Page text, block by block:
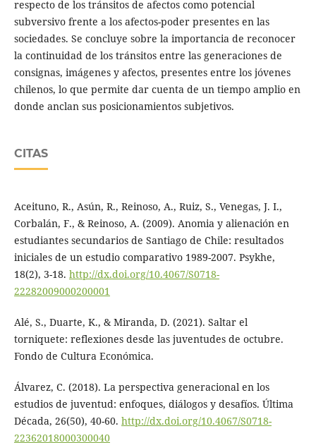
respecto de los tránsitos de afectos como potencial
subversivo frente a los afectos-poder presentes en las
sociedades. Se concluye sobre la importancia de reconocer
la continuidad de los tránsitos entre las generaciones de
consignas, imágenes y afectos, presentes entre los jóvenes
chilenos, lo que permite dar cuenta de un tiempo amplio en
donde anclan sus posicionamientos subjetivos.
CITAS
Aceituno, R., Asún, R., Reinoso, A., Ruiz, S., Venegas, J. I.,
Corbalán, F., & Reinoso, A. (2009). Anomia y alienación en
estudiantes secundarios de Santiago de Chile: resultados
iniciales de un estudio comparativo 1989-2007. Psykhe,
18(2), 3-18. http://dx.doi.org/10.4067/S0718-
22282009000200001
Alé, S., Duarte, K., & Miranda, D. (2021). Saltar el
torniquete: reflexiones desde las juventudes de octubre.
Fondo de Cultura Económica.
Álvarez, C. (2018). La perspectiva generacional en los
estudios de juventud: enfoques, diálogos y desafíos. Última
Década, 26(50), 40-60. http://dx.doi.org/10.4067/S0718-
22362018000300040